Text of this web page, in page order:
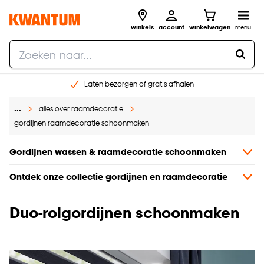
winkels account winkelwagen menu
Laten bezorgen of gratis afhalen
Gratis raam advies en opmeten aan huis
€ 5,- korting op je volgende bestelling
…
alles over raamdecoratie
gordijnen raamdecoratie schoonmaken
Gordijnen wassen & raamdecoratie schoonmaken
Ontdek onze collectie gordijnen en raamdecoratie
Duo-rolgordijnen schoonmaken